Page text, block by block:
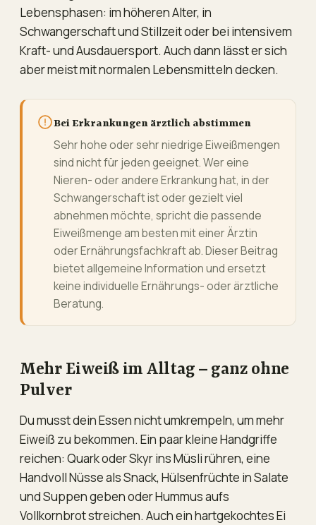
Lebensphasen: im höheren Alter, in
Schwangerschaft und Stillzeit oder bei intensivem
Kraft- und Ausdauersport. Auch dann lässt er sich
aber meist mit normalen Lebensmitteln decken.
Bei Erkrankungen ärztlich abstimmen
Sehr hohe oder sehr niedrige Eiweißmengen
sind nicht für jeden geeignet. Wer eine
Nieren- oder andere Erkrankung hat, in der
Schwangerschaft ist oder gezielt viel
abnehmen möchte, spricht die passende
Eiweißmenge am besten mit einer Ärztin
oder Ernährungsfachkraft ab. Dieser Beitrag
bietet allgemeine Information und ersetzt
keine individuelle Ernährungs- oder ärztliche
Beratung.
Mehr Eiweiß im Alltag – ganz ohne
Pulver
Du musst dein Essen nicht umkrempeln, um mehr
Eiweiß zu bekommen. Ein paar kleine Handgriffe
reichen: Quark oder Skyr ins Müsli rühren, eine
Handvoll Nüsse als Snack, Hülsenfrüchte in Salate
und Suppen geben oder Hummus aufs
Vollkornbrot streichen. Auch ein hartgekochtes Ei